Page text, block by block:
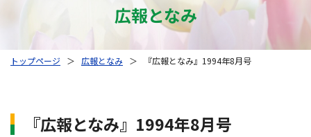
広報となみ
トップページ ＞ 広報となみ ＞ 『広報となみ』1994年8月号
『広報となみ』1994年8月号